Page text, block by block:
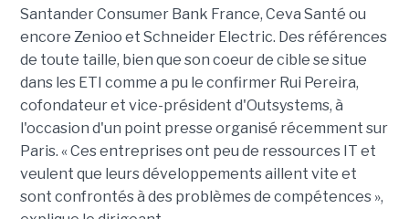
Santander Consumer Bank France, Ceva Santé ou
encore Zenioo et Schneider Electric. Des références
de toute taille, bien que son coeur de cible se situe
dans les ETI comme a pu le confirmer Rui Pereira,
cofondateur et vice-président d'Outsystems, à
l'occasion d'un point presse organisé récemment sur
Paris. « Ces entreprises ont peu de ressources IT et
veulent que leurs développements aillent vite et
sont confrontés à des problèmes de compétences »,